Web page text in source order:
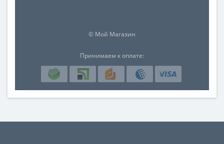
© Мой Магазин
Принимаем к оплате: